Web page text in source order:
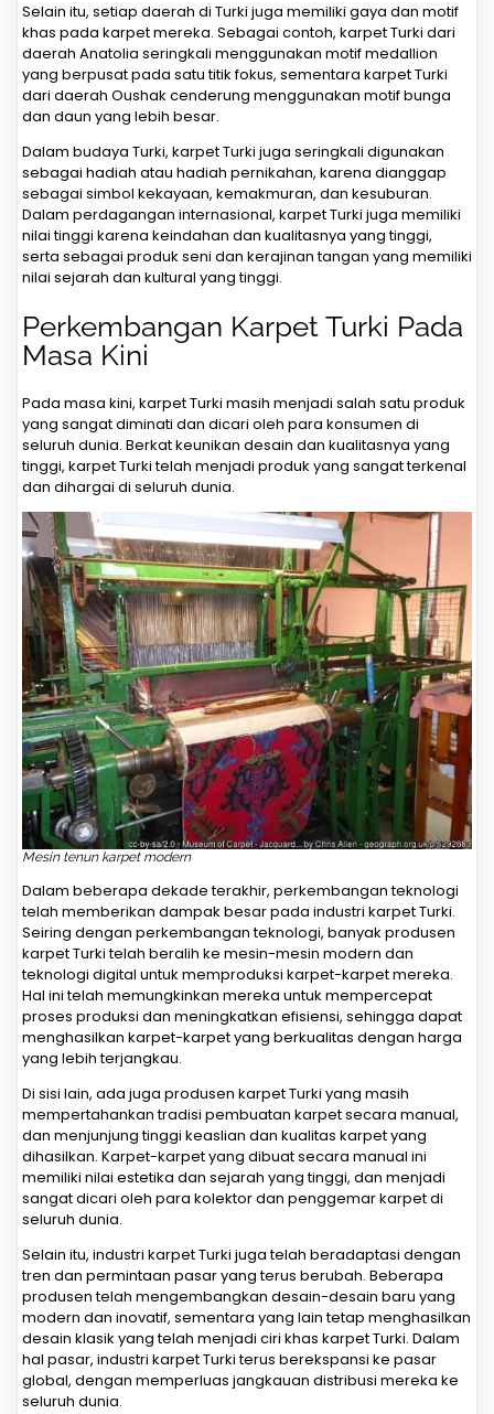
Selain itu, setiap daerah di Turki juga memiliki gaya dan motif
khas pada karpet mereka. Sebagai contoh, karpet Turki dari
daerah Anatolia seringkali menggunakan motif medallion
yang berpusat pada satu titik fokus, sementara karpet Turki
dari daerah Oushak cenderung menggunakan motif bunga
dan daun yang lebih besar.
Dalam budaya Turki, karpet Turki juga seringkali digunakan
sebagai hadiah atau hadiah pernikahan, karena dianggap
sebagai simbol kekayaan, kemakmuran, dan kesuburan.
Dalam perdagangan internasional, karpet Turki juga memiliki
nilai tinggi karena keindahan dan kualitasnya yang tinggi,
serta sebagai produk seni dan kerajinan tangan yang memiliki
nilai sejarah dan kultural yang tinggi.
Perkembangan Karpet Turki Pada
Masa Kini
Pada masa kini, karpet Turki masih menjadi salah satu produk
yang sangat diminati dan dicari oleh para konsumen di
seluruh dunia. Berkat keunikan desain dan kualitasnya yang
tinggi, karpet Turki telah menjadi produk yang sangat terkenal
dan dihargai di seluruh dunia.
Mesin tenun karpet modern
Dalam beberapa dekade terakhir, perkembangan teknologi
telah memberikan dampak besar pada industri karpet Turki.
Seiring dengan perkembangan teknologi, banyak produsen
karpet Turki telah beralih ke mesin-mesin modern dan
teknologi digital untuk memproduksi karpet-karpet mereka.
Hal ini telah memungkinkan mereka untuk mempercepat
proses produksi dan meningkatkan efisiensi, sehingga dapat
menghasilkan karpet-karpet yang berkualitas dengan harga
yang lebih terjangkau.
Di sisi lain, ada juga produsen karpet Turki yang masih
mempertahankan tradisi pembuatan karpet secara manual,
dan menjunjung tinggi keaslian dan kualitas karpet yang
dihasilkan. Karpet-karpet yang dibuat secara manual ini
memiliki nilai estetika dan sejarah yang tinggi, dan menjadi
sangat dicari oleh para kolektor dan penggemar karpet di
seluruh dunia.
Selain itu, industri karpet Turki juga telah beradaptasi dengan
tren dan permintaan pasar yang terus berubah. Beberapa
produsen telah mengembangkan desain-desain baru yang
modern dan inovatif, sementara yang lain tetap menghasilkan
desain klasik yang telah menjadi ciri khas karpet Turki. Dalam
hal pasar, industri karpet Turki terus berekspansi ke pasar
global, dengan memperluas jangkauan distribusi mereka ke
seluruh dunia.